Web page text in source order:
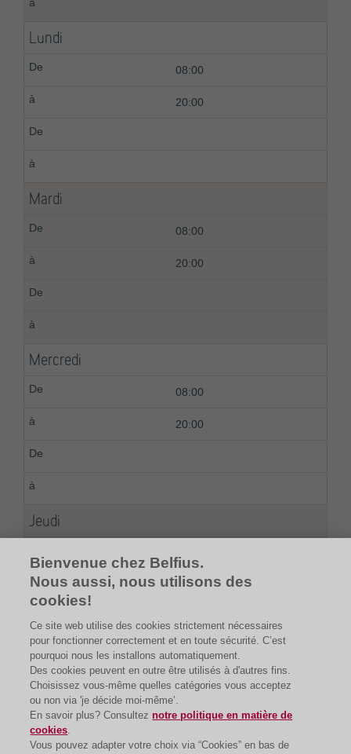
Lundi
08:00
20:00
Mardi
08:00
20:00
Mercredi
08:00
20:00
Jeudi
20:00
Bienvenue chez Belfius.
Nous aussi, nous utilisons des
cookies!
Ce site web utilise des cookies strictement nécessaires
pour fonctionner correctement et en toute sécurité. C’est
pourquoi nous les installons automatiquement.
Des cookies peuvent en outre être utilisés à d'autres fins.
Choisissez vous-même quelles catégories vous acceptez
ou non via 'je décide moi-même’.
En savoir plus? Consulteznotre politique en matière de
cookies.
Vous pouvez adapter votre choix via “Cookies” en bas de